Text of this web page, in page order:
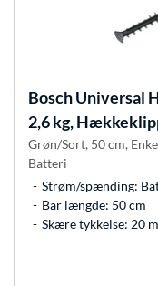
BoschUniversal
2,6 kg,
Grøn/Sort, 50 cm,
Batteri
Strøm/spænding:
Bar længde: 50 cm
Skære tykkelse: 20